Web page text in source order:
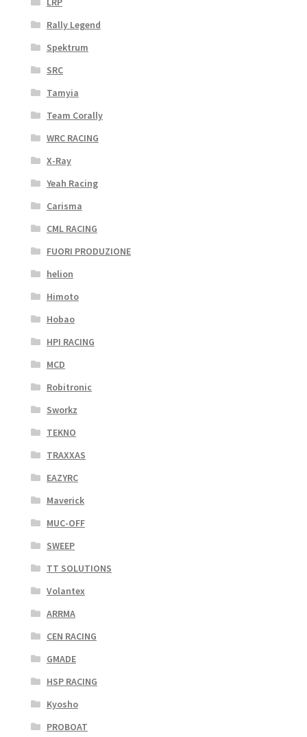
Rally Legend
Spektrum
SRC
Tamyia
Team Corally
WRC RACING
X-Ray
Yeah Racing
Carisma
CML RACING
FUORI PRODUZIONE
helion
Himoto
Hobao
HPI RACING
MCD
Robitronic
Sworkz
TEKNO
TRAXXAS
EAZYRC
Maverick
MUC-OFF
SWEEP
TT SOLUTIONS
Volantex
ARRMA
CEN RACING
GMADE
HSP RACING
Kyosho
PROBOAT